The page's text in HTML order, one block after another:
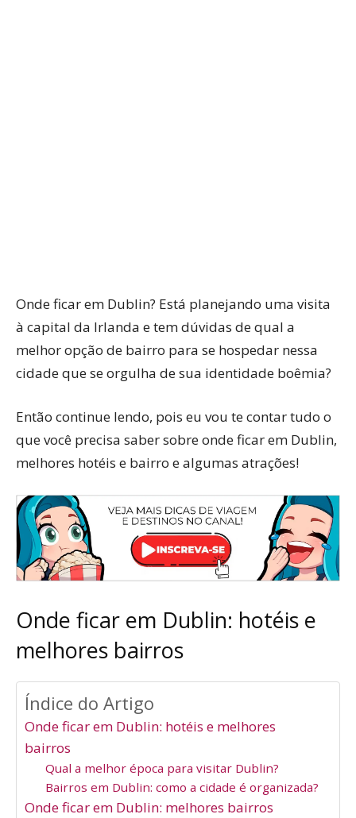
Onde ficar em Dublin? Está planejando uma visita
à capital da Irlanda e tem dúvidas de qual a
melhor opção de bairro para se hospedar nessa
cidade que se orgulha de sua identidade boêmia?
Então continue lendo, pois eu vou te contar tudo o
que você precisa saber sobre onde ficar em Dublin,
melhores hotéis e bairro e algumas atrações!
Onde ficar em Dublin: hotéis e
melhores bairros
Índice do Artigo
Onde ficar em Dublin: hotéis e melhores
bairros
Qual a melhor época para visitar Dublin?
Bairros em Dublin: como a cidade é organizada?
Onde ficar em Dublin: melhores bairros